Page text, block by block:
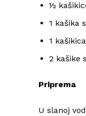
½
1 kašika
1
2 kašike
Priprema
U slanoj